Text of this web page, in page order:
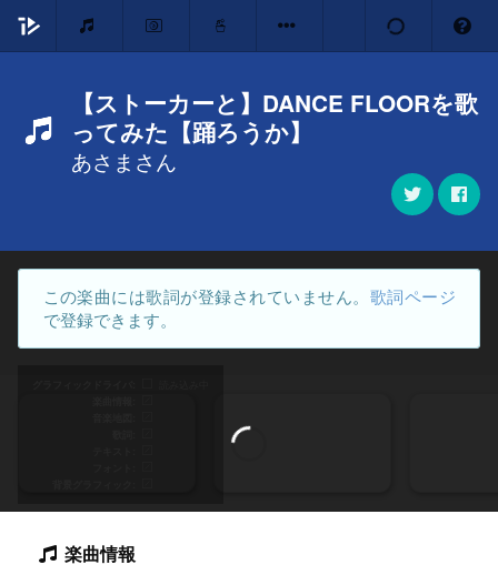
【ストーカーと】DANCE FLOORを歌
ってみた【踊ろうか】
あさまさん
この楽曲には歌詞が登録されていません。 歌詞ページ
で登録できます。
楽曲情報